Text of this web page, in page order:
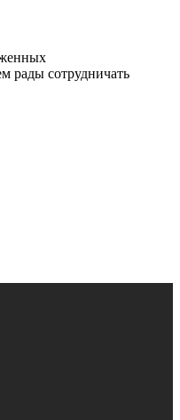
рады сотрудничать